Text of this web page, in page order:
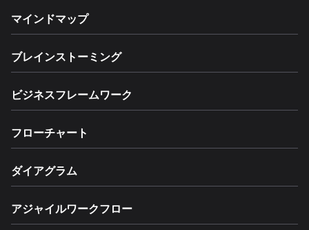
マインドマップ
ブレインストーミング
ビジネスフレームワーク
フローチャート
ダイアグラム
アジャイルワークフロー